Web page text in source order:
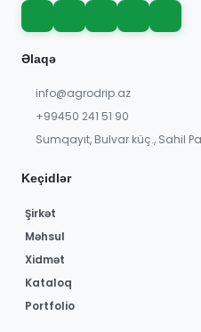
Əlaqə
info@agrodrip.az
+99450 241 51 90
Sumqayıt, Bulvar küç., Sahil
Keçidlər
Şirkət
Məhsul
Xidmət
Kataloq
Portfolio